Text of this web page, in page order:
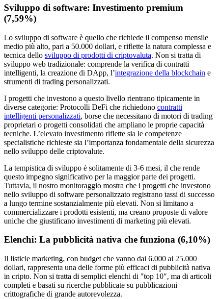
Sviluppo di software: Investimento premium
(7,59%)
Lo sviluppo di software è quello che richiede il compenso mensile
medio più alto, pari a 50.000 dollari, e riflette la natura complessa e
tecnica dello sviluppo di prodotti di criptovaluta. Non si tratta di
sviluppo web tradizionale: comprende la verifica di contratti
intelligenti, la creazione di DApp, l’integrazione della blockchain e
strumenti di trading personalizzati.
I progetti che investono a questo livello rientrano tipicamente in
diverse categorie: Protocolli DeFi che richiedono contratti
intelligenti personalizzati, borse che necessitano di motori di trading
proprietari o progetti consolidati che ampliano le proprie capacità
tecniche. L’elevato investimento riflette sia le competenze
specialistiche richieste sia l’importanza fondamentale della sicurezza
nello sviluppo delle criptovalute.
La tempistica di sviluppo è solitamente di 3-6 mesi, il che rende
questo impegno significativo per la maggior parte dei progetti.
Tuttavia, il nostro monitoraggio mostra che i progetti che investono
nello sviluppo di software personalizzato registrano tassi di successo
a lungo termine sostanzialmente più elevati. Non si limitano a
commercializzare i prodotti esistenti, ma creano proposte di valore
uniche che giustificano investimenti di marketing più elevati.
Elenchi: La pubblicità nativa che funziona (6,10%)
Il listicle marketing, con budget che vanno dai 6.000 ai 25.000
dollari, rappresenta una delle forme più efficaci di pubblicità nativa
in cripto. Non si tratta di semplici elenchi di "top 10″, ma di articoli
completi e basati su ricerche pubblicate su pubblicazioni
crittografiche di grande autorevolezza.